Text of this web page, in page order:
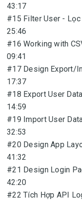
43:17
#15 Filter User - Lọc
25:46
#16 Working with
09:41
#17 Design Export/
17:37
#18 Export User
14:59
#19 Import User
32:53
#20 Design App
41:32
#21 Design Login
42:20
#22 Tích Hợp API